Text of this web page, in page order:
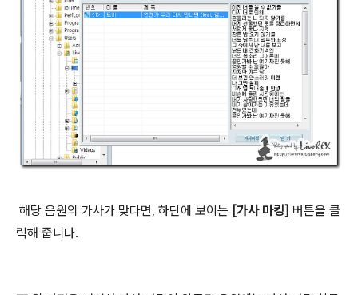
해당 음원의 가사가 맞다면, 하단에 보이는 [가사 마킹] 버튼을 클
릭해 줍니다.